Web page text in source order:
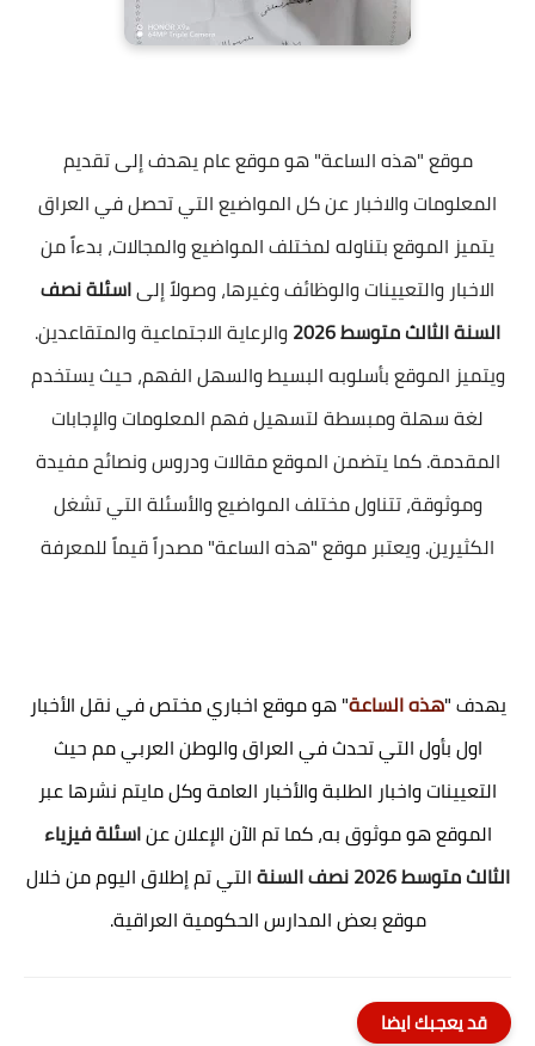
موقع "هذه الساعة" هو موقع عام يهدف إلى تقديم
المعلومات والاخبار عن كل المواضيع التي تحصل في العراق
يتميز الموقع بتناوله لمختلف المواضيع والمجالات، بدءاً من
الاخبار والتعيينات والوظائف وغيرها، وصولاً إلىاسئلة نصف
السنة الثالث متوسط 2026
والرعاية الاجتماعية والمتقاعدين.
ويتميز الموقع بأسلوبه البسيط والسهل الفهم، حيث يستخدم
لغة سهلة ومبسطة لتسهيل فهم المعلومات والإجابات
المقدمة. كما يتضمن الموقع مقالات ودروس ونصائح مفيدة
وموثوقة، تتناول مختلف المواضيع والأسئلة التي تشغل
الكثيرين. ويعتبر موقع "هذه الساعة" مصدراً قيماً للمعرفة
يهدف "هذه الساعة" هو موقع اخباري مختص في نقل الأخبار
اول بأول التي تحدث في العراق والوطن العربي مم حيث
التعيينات واخبار الطلبة والأخبار العامة وكل مايتم نشرها عبر
الموقع هو موثوق به، كما تم الآن الإعلان عناسئلة فيزياء
الثالث متوسط 2026 نصف السنة
التي تم إطلاق اليوم من خلال
موقع بعض المدارس الحكومية العراقية.
قد يعجبك ايضا